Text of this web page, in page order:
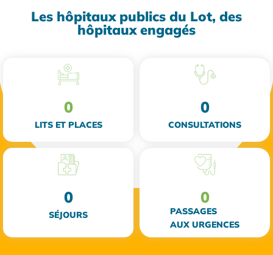
Les hôpitaux publics du Lot, des
hôpitaux engagés
LITS ET PLACES
0
CONSULTATIONS
0
SÉJOURS
0
PASSAGES
AUX URGENCES
0